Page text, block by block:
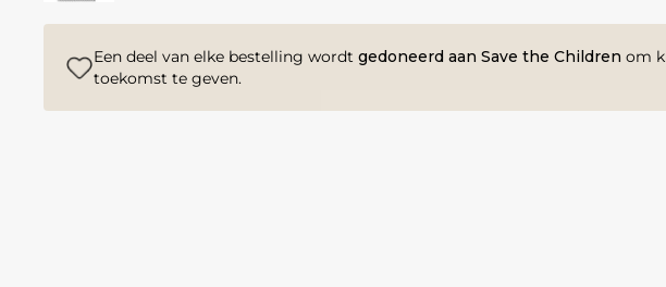
Een deel van elke bestelling wordtgedoneerd aan Save the Children om
toekomst te geven.